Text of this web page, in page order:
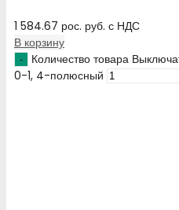
1 584.67 рос. руб. с НДС
В корзину
Количество товара
0-1, 4-полюсный